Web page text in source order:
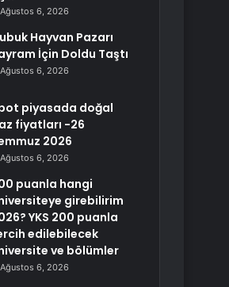
Ağustos 6, 2026
Hayvan Pazarı
İçin Doldu Taştı
Ağustos 6, 2026
piyasada doğal
fiyatları -26
2026
Ağustos 6, 2026
puanla hangi
girebilirim
YKS 200 puanla
edilebilecek
ve bölümler
Ağustos 6, 2026